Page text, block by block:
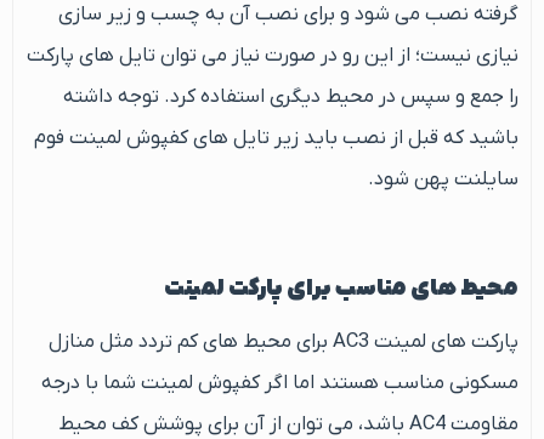
گرفته نصب می شود و برای نصب آن به چسب و زیر سازی
نیازی نیست؛ از این رو در صورت نیاز می توان تایل های پارکت
را جمع و سپس در محیط دیگری استفاده کرد. توجه داشته
باشید که قبل از نصب باید زیر تایل های کفپوش لمینت فوم
سایلنت پهن شود.
محیط های مناسب برای پارکت لمینت
پارکت های لمینت AC3 برای محیط های کم تردد مثل منازل
مسکونی مناسب هستند اما اگر کفپوش لمینت شما با درجه
مقاومت AC4 باشد، می توان از آن برای پوشش کف محیط